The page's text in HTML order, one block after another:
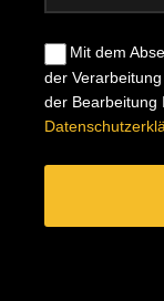
Mit dem
der
der Bearbeitung